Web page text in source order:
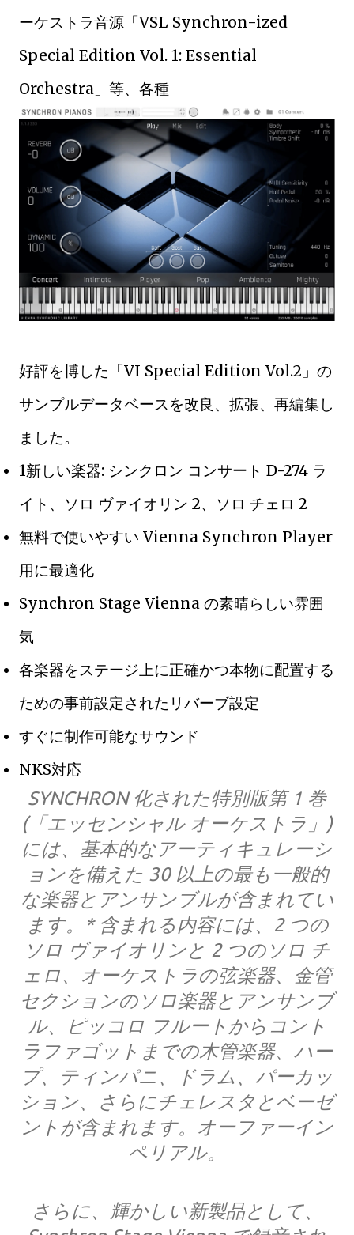
ーケストラ音源「VSL Synchron-ized
Special Edition Vol. 1: Essential
Orchestra」等、各種
好評を博した「VI Special Edition Vol.2」の
サンプルデータベースを改良、拡張、再編集し
ました。
1新しい楽器: シンクロン コンサート D-274 ラ
イト、ソロ ヴァイオリン 2、ソロ チェロ 2
無料で使いやすい Vienna Synchron Player
用に最適化
Synchron Stage Vienna の素晴らしい雰囲
気
各楽器をステージ上に正確かつ本物に配置する
ための事前設定されたリバーブ設定
すぐに制作可能なサウンド
NKS対応
SYNCHRON 化された特別版第 1 巻
(「エッセンシャル オーケストラ」)
には、基本的なアーティキュレーシ
ョンを備えた 30 以上の最も一般的
な楽器とアンサンブルが含まれてい
ます。* 含まれる内容には、2 つの
ソロ ヴァイオリンと 2 つのソロ チ
ェロ、オーケストラの弦楽器、金管
セクションのソロ楽器とアンサンブ
ル、ピッコロ フルートからコント
ラファゴットまでの木管楽器、ハー
プ、ティンパニ、ドラム、パーカッ
ション、さらにチェレスタとベーゼ
ントが含まれます。オーファーイン
ペリアル。
さらに、輝かしい新製品として、